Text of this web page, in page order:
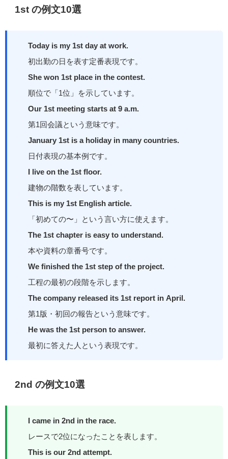
1st の例文10選
Today is my 1st day at work.
初出勤の日を表す定番表現です。
She won 1st place in the contest.
順位で「1位」を示しています。
Our 1st meeting starts at 9 a.m.
第1回会議という意味です。
January 1st is a holiday in many countries.
日付表現の基本例です。
I live on the 1st floor.
建物の階数を表しています。
This is my 1st English article.
「初めての〜」という言い方に使えます。
The 1st chapter is easy to understand.
本や資料の章番号です。
We finished the 1st step of the project.
工程の最初の段階を示します。
The company released its 1st report in April.
第1版・初回の報告という意味です。
He was the 1st person to answer.
最初に答えた人という表現です。
2nd の例文10選
I came in 2nd in the race.
レースで2位になったことを表します。
This is our 2nd attempt.